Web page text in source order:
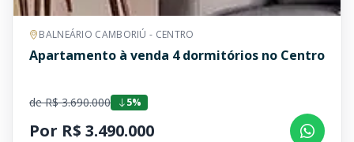
BALNEÁRIO CAMBORIÚ - CENTRO
Apartamento à venda 4 dormitórios no Centro
de R$ 3.690.000 5%
Por R$ 3.490.000